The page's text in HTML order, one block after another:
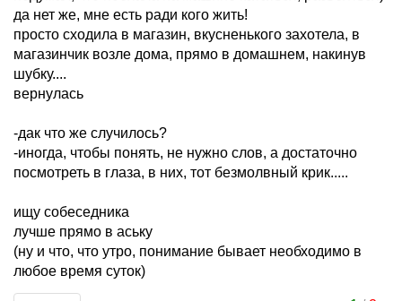
да нет же, мне есть ради кого жить!
просто сходила в магазин, вкусненького захотела, в
магазинчик возле дома, прямо в домашнем, накинув
шубку....
вернулась
-дак что же случилось?
-иногда, чтобы понять, не нужно слов, а достаточно
посмотреть в глаза, в них, тот безмолвный крик.....
ищу собеседника
лучше прямо в аську
(ну и что, что утро, понимание бывает необходимо в
любое время суток)